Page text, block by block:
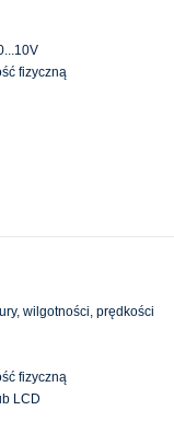
fizyczną
wilgotności, prędkości
fizyczną
LCD